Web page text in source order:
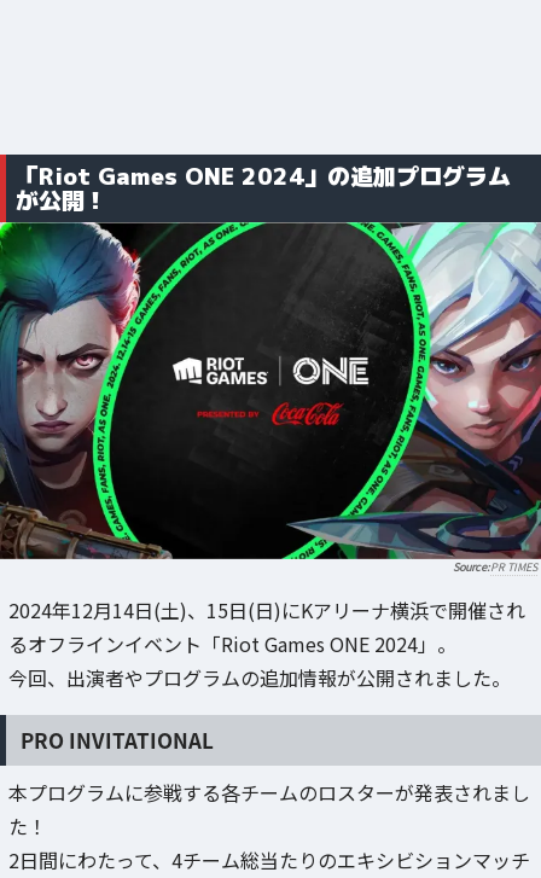
「Riot Games ONE 2024」の追加プログラム
が公開！
PR TIMES
2024年12月14日(土)、15日(日)にKアリーナ横浜で開催され
るオフラインイベント「Riot Games ONE 2024」。
今回、出演者やプログラムの追加情報が公開されました。
PRO INVITATIONAL
本プログラムに参戦する各チームのロスターが発表されまし
た！
2日間にわたって、4チーム総当たりのエキシビションマッチ